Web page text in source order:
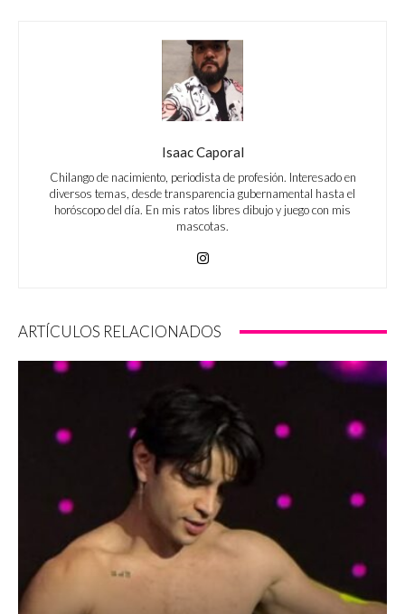
Isaac Caporal
Chilango de nacimiento, periodista de profesión. Interesado en
diversos temas, desde transparencia gubernamental hasta el
horóscopo del día. En mis ratos libres dibujo y juego con mis
mascotas.
ARTÍCULOS RELACIONADOS